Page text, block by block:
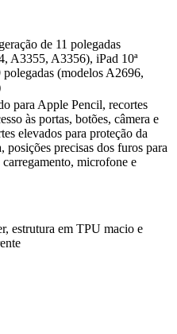
de 11 polegadas
A3355, A3356), iPad 10ª
polegadas (modelos A2696,
para Apple Pencil, recortes
às portas, botões, câmera e
elevados para proteção da
posições precisas dos furos para
microfone e
estrutura em TPU macio e